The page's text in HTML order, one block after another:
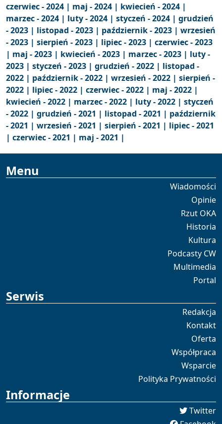
czerwiec - 2024 | maj - 2024 | kwiecień - 2024 |
marzec - 2024 | luty - 2024 | styczeń - 2024 | grudzień
- 2023 | listopad - 2023 | październik - 2023 | wrzesień
- 2023 | sierpień - 2023 | lipiec - 2023 | czerwiec - 2023
| maj - 2023 | kwiecień - 2023 | marzec - 2023 | luty -
2023 | styczeń - 2023 | grudzień - 2022 | listopad -
2022 | październik - 2022 | wrzesień - 2022 | sierpień -
2022 | lipiec - 2022 | czerwiec - 2022 | maj - 2022 |
kwiecień - 2022 | marzec - 2022 | luty - 2022 | styczeń
- 2022 | grudzień - 2021 | listopad - 2021 | październik
- 2021 | wrzesień - 2021 | sierpień - 2021 | lipiec - 2021
| czerwiec - 2021 | maj - 2021 |
Menu
Wiadomości
Opinie
Rzut OKA
Historia
Kultura
Podcasty CW
Multimedia
Portal
Serwis
Redakcja
Kontakt
Oferta
Współpraca
Wsparcie
Polityka Prywatności
Informacje
Twitter